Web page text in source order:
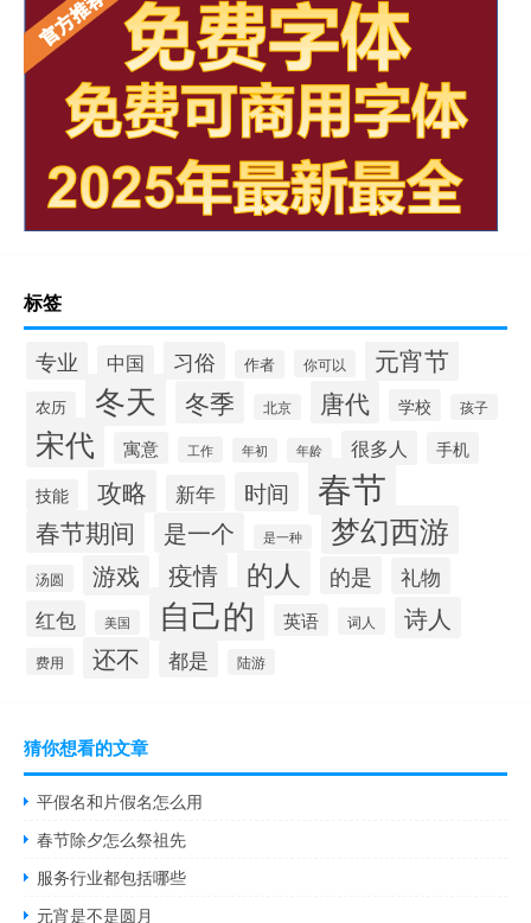
标签
专业 中国 习俗 作者 你可以 元宵节
农历 冬天 冬季 北京 唐代 学校 孩子
宋代 寓意 工作 年初 年龄 很多人 手机
技能 攻略 新年 时间 春节
春节期间 是一个 是一种 梦幻西游
汤圆 游戏 疫情 的人 的是
礼物
红包
美国 自己的 英语 词人 诗人
费用 还不 都是 陆游
猜你想看的文章
平假名和片假名怎么用
春节除夕怎么祭祖先
服务行业都包括哪些
元宵是不是圆月